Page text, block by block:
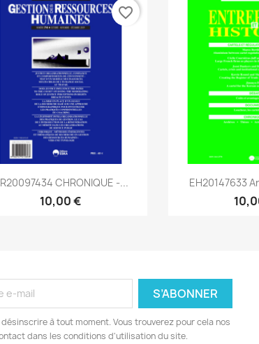
Aperçu rapide
CHRONIQUE -...
10,00 €
favorite_border

EH20147633
désinscrire à tout moment. Vous trouverez pour cela nos
dans les conditions d'utilisation du site.